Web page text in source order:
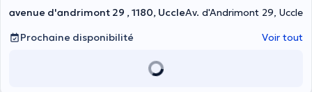
avenue d'andrimont 29 , 1180, UccleAv. d'Andrimont 29, Uccle
Prochaine disponibilité
Voir tout